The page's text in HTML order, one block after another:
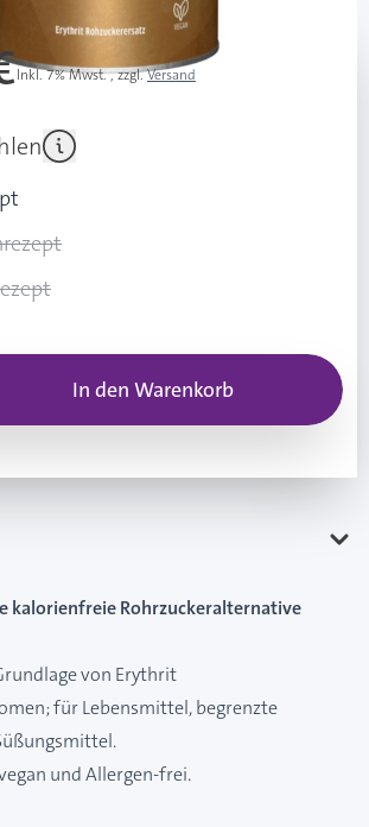
Inkl. 7% Mwst.,zzgl.Versand
In den Warenkorb
kalorienfreie Rohrzuckeralternative
von Erythrit
für Lebensmittel, begrenzte
und Allergen-frei.